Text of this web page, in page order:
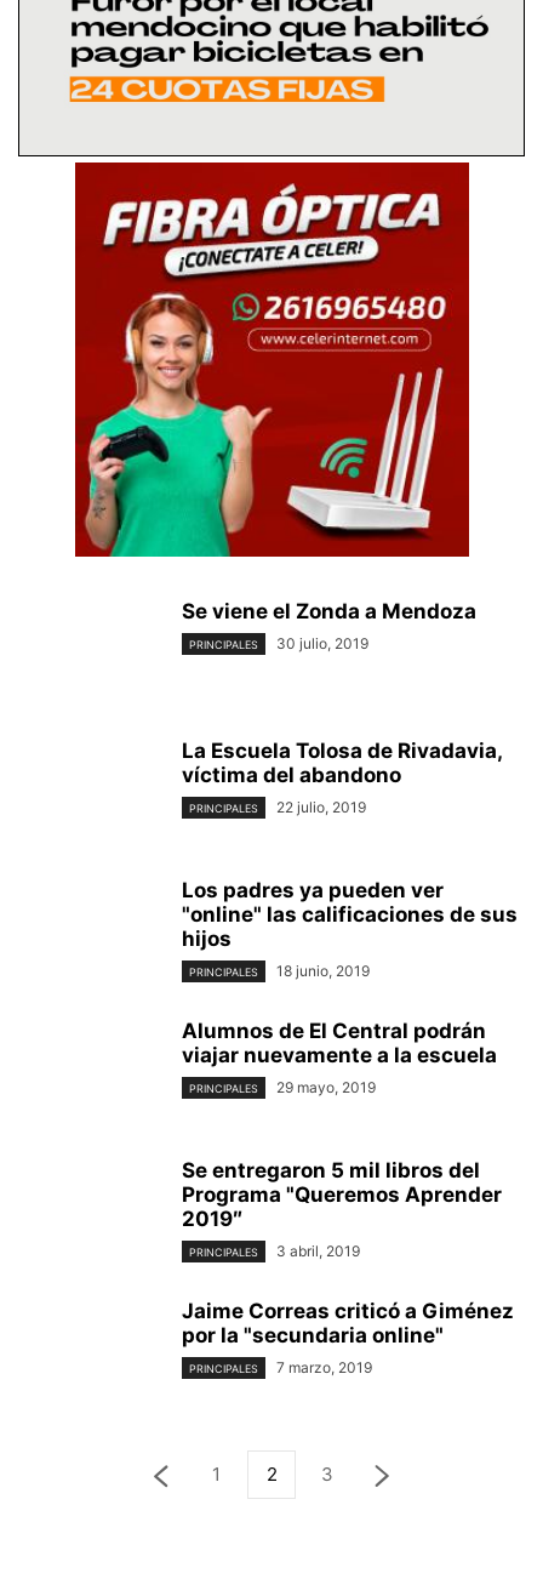
Se viene el Zonda a Mendoza
PRINCIPALES 30 julio, 2019
La Escuela Tolosa de Rivadavia,
víctima del abandono
PRINCIPALES 22 julio, 2019
Los padres ya pueden ver
"online" las calificaciones de sus
hijos
PRINCIPALES 18 junio, 2019
Alumnos de El Central podrán
viajar nuevamente a la escuela
PRINCIPALES 29 mayo, 2019
Se entregaron 5 mil libros del
Programa "Queremos Aprender
2019″
PRINCIPALES 3 abril, 2019
Jaime Correas criticó a Giménez
por la "secundaria online"
PRINCIPALES 7 marzo, 2019
1 2 3